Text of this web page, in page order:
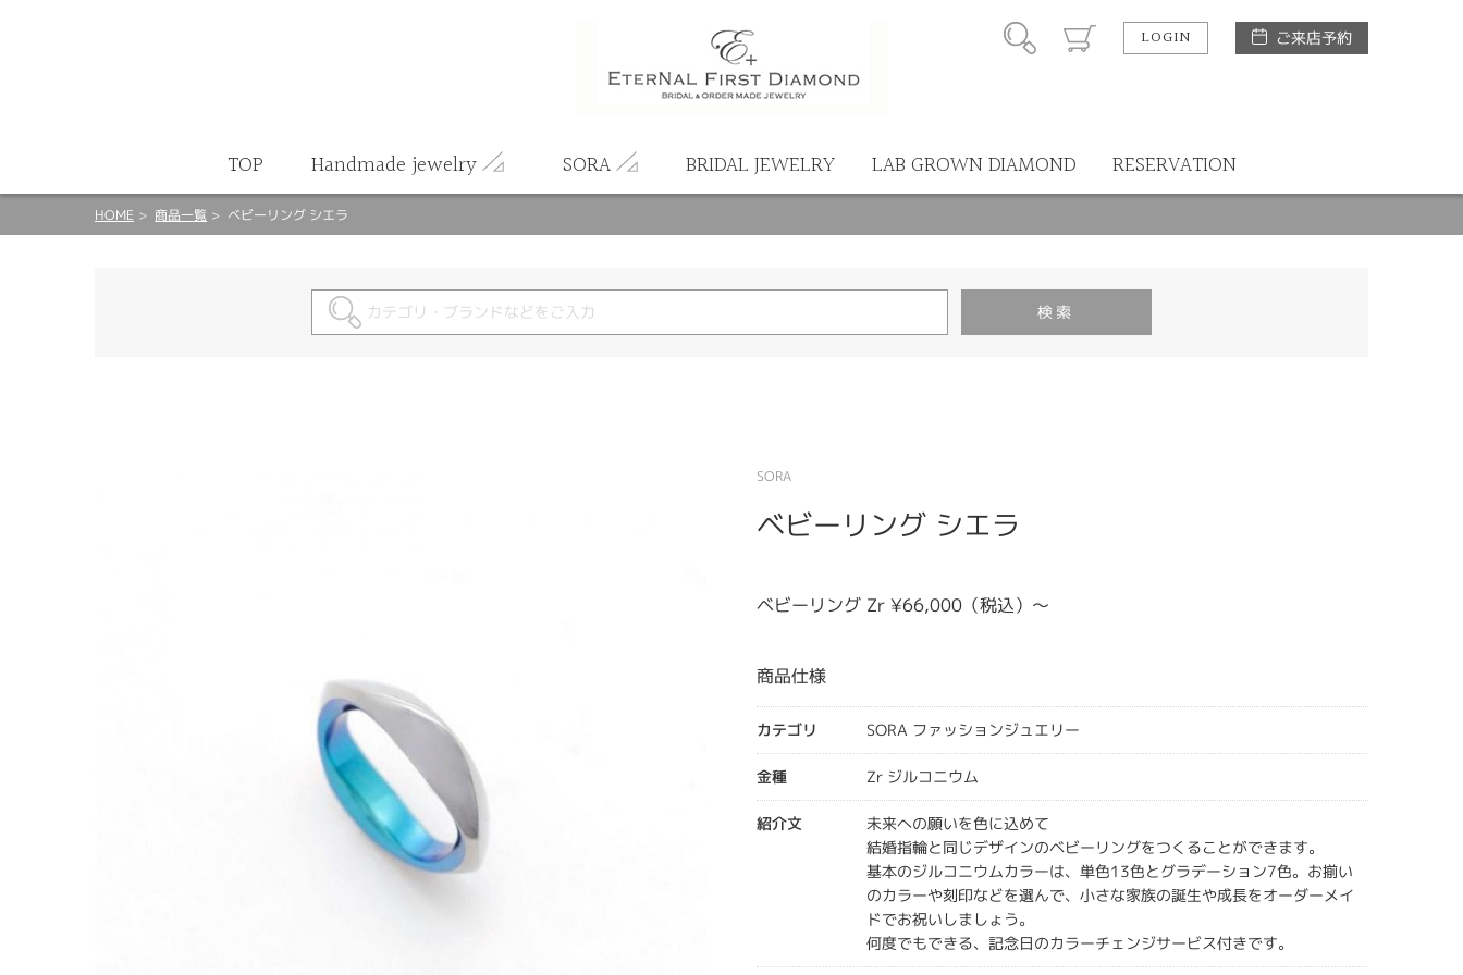
LOGIN ご来店予約
TOP Handmade jewelry SORA BRIDAL JEWELRY LAB GROWN DIAMOND RESERVATION
HOME 商品一覧 ベビーリング シエラ
SORA
ベビーリング シエラ
ベビーリング Zr ¥66,000（税込）〜
商品仕様
カテゴリ SORA ファッションジュエリー
金種 Zr ジルコニウム
紹介文
未来への願いを色に込めて
結婚指輪と同じデザインのベビーリングをつくることができます。
基本のジルコニウムカラーは、単色13色とグラデーション7色。お揃い
のカラーや刻印などを選んで、小さな家族の誕生や成長をオーダーメイ
ドでお祝いしましょう。
何度でもできる、記念日のカラーチェンジサービス付きです。